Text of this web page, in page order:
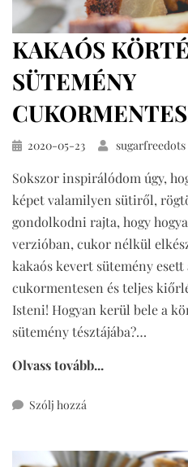
KAKAÓS
SÜTEMÉNY
Közzétéve
2020-05-23 sugarfreedots
Sokszor inspirálódom úgy,
képet valamilyen sütiről,
gondolkodni rajta, hogy
verzióban, cukor nélkül
kakaós kevert sütemény
cukormentesen és teljes
Isteni! Hogyan kerül bele a
sütemény tésztájába?…
Olvass tovább...
Szólj hozzá
kevert